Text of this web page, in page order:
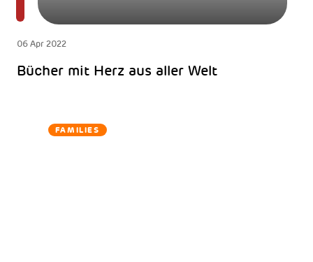
06 Apr 2022
Bücher mit Herz aus aller Welt
FAMILIES